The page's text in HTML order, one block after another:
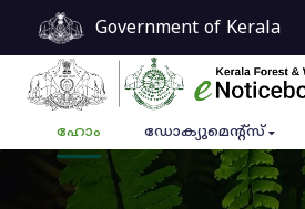
Government of Kerala
ഹോം ഡോക്യുമെൻ്റ്സ്